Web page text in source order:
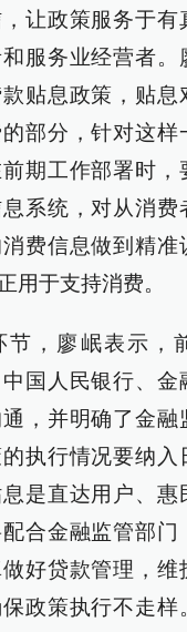
让政策服务于有
服务业经营者。
贴息政策，贴息
部分，针对这样
期工作部署时，
系统，对从消费
费信息做到精准
用于支持消费。
节，廖岷表示，
国人民银行、金
，并明确了金融
执行情况要纳入
是直达用户、惠
合金融监管部门
好贷款管理，维
政策执行不走样